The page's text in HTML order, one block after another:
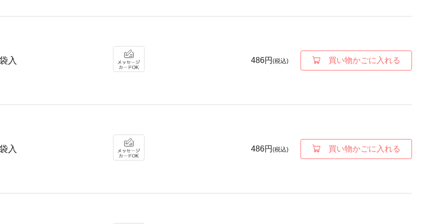
入 486円 (税込) 買い物かごに入れる
入 486円 (税込) 買い物かごに入れる